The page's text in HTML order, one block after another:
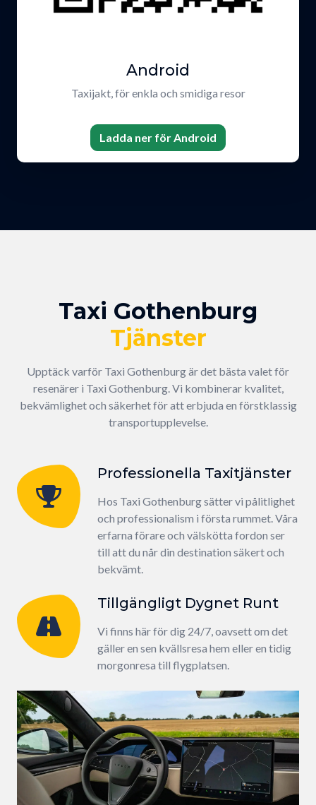
Android
Taxijakt, för enkla och smidiga resor
Ladda ner för Android
Taxi Gothenburg
Tjänster
Upptäck varför Taxi Gothenburg är det bästa valet för
resenärer i Taxi Gothenburg. Vi kombinerar kvalitet,
bekvämlighet och säkerhet för att erbjuda en förstklassig
transportupplevelse.
Professionella Taxitjänster
Hos Taxi Gothenburg sätter vi pålitlighet
och professionalism i första rummet. Våra
erfarna förare och välskötta fordon ser
till att du når din destination säkert och
bekvämt.
Tillgängligt Dygnet Runt
Vi finns här för dig 24/7, oavsett om det
gäller en sen kvällsresa hem eller en tidig
morgonresa till flygplatsen.